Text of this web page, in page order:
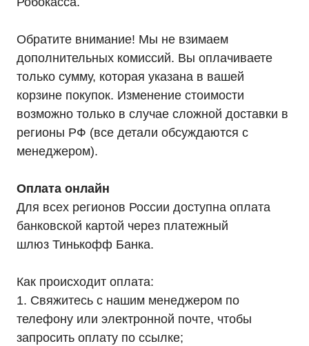
Обратите внимание! Мы не взимаем
дополнительных комиссий. Вы оплачиваете
только сумму, которая указана в вашей
корзине покупок. Изменение стоимости
возможно только в случае сложной доставки в
регионы РФ (все детали обсуждаются с
менеджером).
Оплата онлайн
Для всех регионов России доступна оплата
банковской картой через платежный
шлюз Тинькофф Банка.
Как происходит оплата:
1. Свяжитесь с нашим менеджером по
телефону или электронной почте, чтобы
запросить оплату по ссылке;
Оставьте заявку на подбор ИБП
и наши менеджеры помогут вам
подобрать подходящий вариант
Оставить заявку